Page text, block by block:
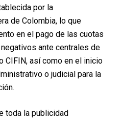
se realiza la implantación
rellenar el área deseada.
duración aproximada de
uno o dos días,
por la
de Colombia, lo que
en el pago de las cuotas
ante centrales de
CIFIN, así como en el inicio
o judicial para la
toda la publicidad